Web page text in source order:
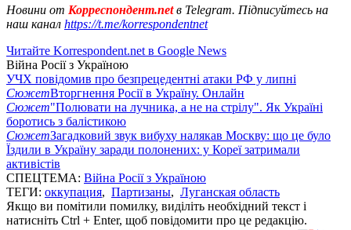
Новини от Корреспондент.netв Telegram. Підписуйтесь на
наш канал https://t.me/korrespondentnet
Читайте Korrespondent.net в Google News
Війна Росії з Україною
УЧХ повідомив про безпрецедентні атаки РФ у липні
СюжетВторгнення Росії в Україну. Онлайн
Сюжет"Полювати на лучника, а не на стрілу". Як Україні
боротись з балістикою
СюжетЗагадковий звук вибуху налякав Москву: що це було
Їздили в Україну заради полонених: у Кореї затримали
активістів
СПЕЦТЕМА: Війна Росії з Україною
ТЕГИ: оккупация, Партизаны, Луганская область
Якщо ви помітили помилку, виділіть необхідний текст і
натисніть Ctrl + Enter, щоб повідомити про це редакцію.